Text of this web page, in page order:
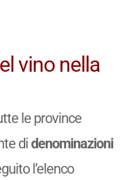
vino nella
le province
didenominazioni
l’elenco